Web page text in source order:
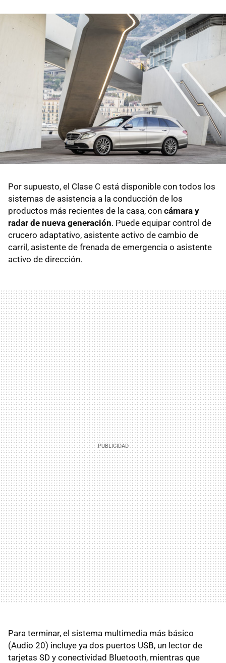
Por supuesto, el Clase C está disponible con todos los
sistemas de asistencia a la conducción de los
productos más recientes de la casa, con cámara y
radar de nueva generación. Puede equipar control de
crucero adaptativo, asistente activo de cambio de
carril, asistente de frenada de emergencia o asistente
activo de dirección.
Para terminar, el sistema multimedia más básico
(Audio 20) incluye ya dos puertos USB, un lector de
tarjetas SD y conectividad Bluetooth, mientras que